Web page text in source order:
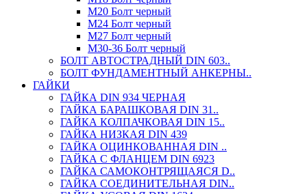
М20 Болт черный
М24 Болт черный
М27 Болт черный
М30-36 Болт черный
БОЛТ АВТОСТРАДНЫЙ DIN 603..
БОЛТ ФУНДАМЕНТНЫЙ АНКЕРНЫ..
ГАЙКИ
ГАЙКА DIN 934 ЧЕРНАЯ
ГАЙКА БАРАШКОВАЯ DIN 31..
ГАЙКА КОЛПАЧКОВАЯ DIN 15..
ГАЙКА НИЗКАЯ DIN 439
ГАЙКА ОЦИНКОВАННАЯ DIN ..
ГАЙКА С ФЛАНЦЕМ DIN 6923
ГАЙКА САМОКОНТРЯЩАЯСЯ D..
ГАЙКА СОЕДИНИТЕЛЬНАЯ DIN..